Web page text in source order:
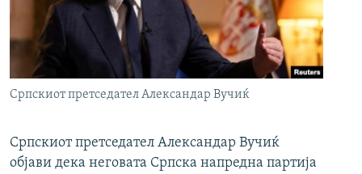
Српскиот претседател Александар Вучиќ
Српскиот претседател Александар Вучиќ
објави дека неговата Српска напредна партија